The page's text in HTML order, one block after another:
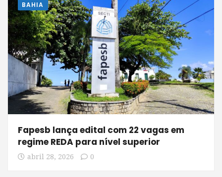
BAHIA
Fapesb lança edital com 22 vagas em
regime REDA para nível superior
abril 28, 2026 0